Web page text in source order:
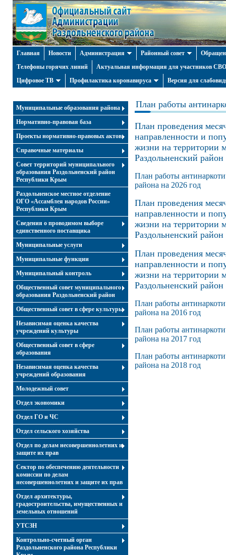
Главная Новости Администрация Районный совет
Телефоны горячих линий
Актуальная информация для участников СВО
Цифровое ТВ
Профилактика коронавируса Версия для
Муниципальные образования района
Нормативно-правовая база
Проекты нормативно-правовых актов
Справочные материалы
Совет территорий муниципального
образования Раздольненский район
Республики Крым
Раздольненское местное отделение
ОГО «Ассамблея народов России»
Республики Крым
Cведения о проводимом выборе
единственного поставщика
Муниципальные услуги
Муниципальные функции
Муниципальный контроль
Общественный совет муниципального
образования Раздольненский район
Общественный совет в сфере культуры
Независимая оценка качества
учреждений культуры
Общественный совет в сфере
образования
Независимая оценка качества
учреждений образования
Молодежный совет
Отдел экономики
Отдел ГО и ЧС
Отдел сельского хозяйства
Отдел по делам несовершеннолетних и
защите их прав
Сектор по обеспечению деятельности
комиссии по делам
несовершеннолетних и защите их прав
Отдел архитектуры,
градостроительства, имущественных и
земельных отношений
УТСЗН
Контрольно-счетный орган
Раздольненского района Республики
План работы
План проведения
направленности и
жизни на территории
Раздольненский район
План работы
района на 2026 год
План проведения
направленности и
жизни на территории
Раздольненский район
План проведения
направленности и
жизни на территории
Раздольненский район
План работы
района на 2016 год
План работы
района на 2017 год
План работы
района на 2018 год